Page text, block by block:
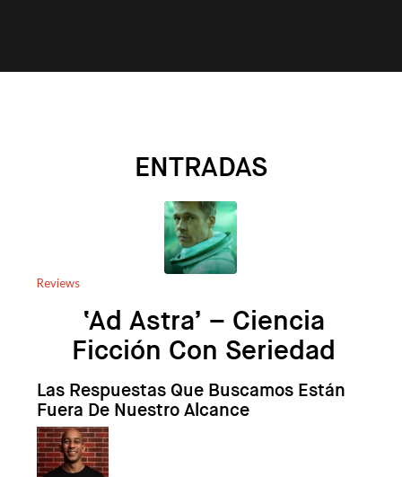
ENTRADAS
Reviews
‘Ad Astra’ – Ciencia
Ficción Con Seriedad
Las Respuestas Que Buscamos Están
Fuera De Nuestro Alcance